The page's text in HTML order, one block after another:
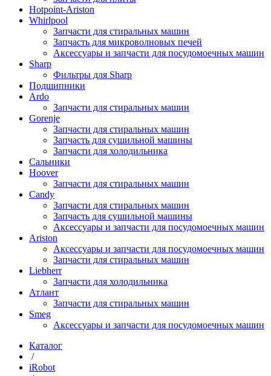
Hotpoint-Ariston
Whirlpool
Запчасти для стиральных машин
Запчасть для микроволновых печей
Аксессуары и запчасти для посудомоечных машин
Sharp
Фильтры для Sharp
Подшипники
Ardo
Запчасти для стиральных машин
Gorenje
Запчасти для стиральных машин
Запчасть для сушильной машины
Запчасти для холодильника
Сальники
Hoover
Запчасти для стиральных машин
Candy
Запчасти для стиральных машин
Запчасть для сушильной машины
Аксессуары и запчасти для посудомоечных машин
Ariston
Аксессуары и запчасти для посудомоечных машин
Запчасти для стиральных машин
Liebherr
Запчасти для холодильника
Атлант
Запчасти для стиральных машин
Smeg
Аксессуары и запчасти для посудомоечных машин
Каталог
/
iRobot